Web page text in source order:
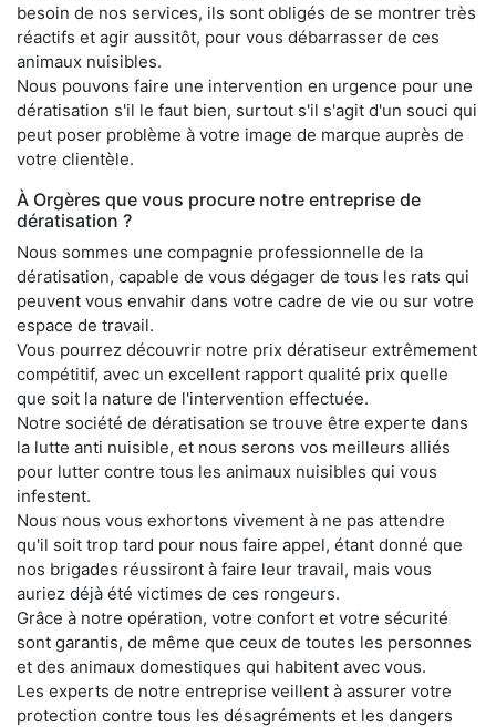
besoin de nos services, ils sont obligés de se montrer très
réactifs et agir aussitôt, pour vous débarrasser de ces
animaux nuisibles.
Nous pouvons faire une intervention en urgence pour une
dératisation s'il le faut bien, surtout s'il s'agit d'un souci qui
peut poser problème à votre image de marque auprès de
votre clientèle.
À Orgères que vous procure notre entreprise de
dératisation ?
Nous sommes une compagnie professionnelle de la
dératisation, capable de vous dégager de tous les rats qui
peuvent vous envahir dans votre cadre de vie ou sur votre
espace de travail.
Vous pourrez découvrir notre prix dératiseur extrêmement
compétitif, avec un excellent rapport qualité prix quelle
que soit la nature de l'intervention effectuée.
Notre société de dératisation se trouve être experte dans
la lutte anti nuisible, et nous serons vos meilleurs alliés
pour lutter contre tous les animaux nuisibles qui vous
infestent.
Nous nous vous exhortons vivement à ne pas attendre
qu'il soit trop tard pour nous faire appel, étant donné que
nos brigades réussiront à faire leur travail, mais vous
auriez déjà été victimes de ces rongeurs.
Grâce à notre opération, votre confort et votre sécurité
sont garantis, de même que ceux de toutes les personnes
et des animaux domestiques qui habitent avec vous.
Les experts de notre entreprise veillent à assurer votre
protection contre tous les désagréments et les dangers